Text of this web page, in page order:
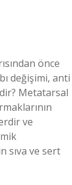
önce
değişimi, anti
Metatarsal
ve
sıva ve sert